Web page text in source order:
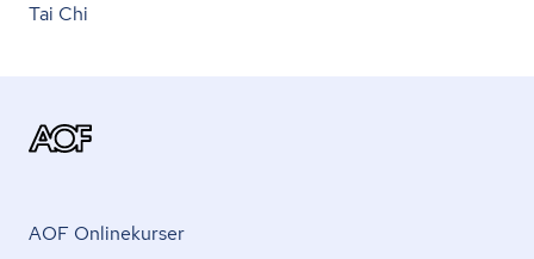
Tai Chi
AOF Onlinekurser